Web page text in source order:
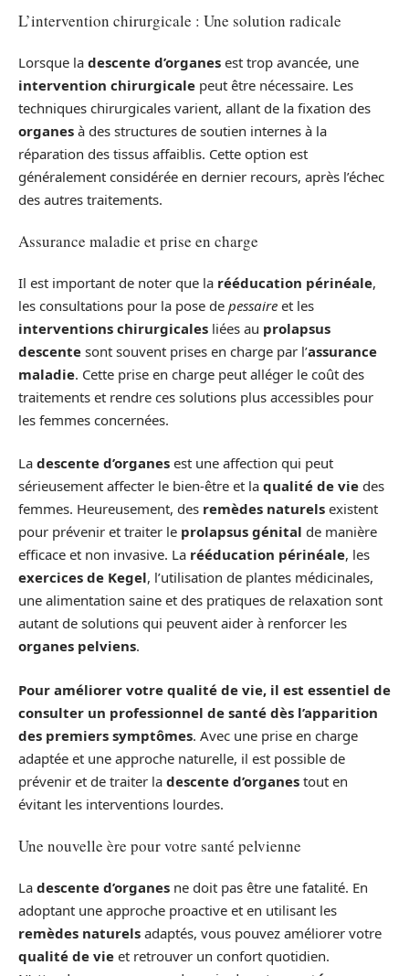
L’intervention chirurgicale : Une solution radicale
Lorsque la descente d’organes est trop avancée, une
intervention chirurgicale peut être nécessaire. Les
techniques chirurgicales varient, allant de la fixation des
organes à des structures de soutien internes à la
réparation des tissus affaiblis. Cette option est
généralement considérée en dernier recours, après l’échec
des autres traitements.
Assurance maladie et prise en charge
Il est important de noter que la rééducation périnéale,
les consultations pour la pose de pessaire et les
interventions chirurgicales liées au prolapsus
descente sont souvent prises en charge par l’assurance
maladie. Cette prise en charge peut alléger le coût des
traitements et rendre ces solutions plus accessibles pour
les femmes concernées.
La descente d’organes est une affection qui peut
sérieusement affecter le bien-être et la qualité de vie des
femmes. Heureusement, des remèdes naturels existent
pour prévenir et traiter le prolapsus génital de manière
efficace et non invasive. La rééducation périnéale, les
exercices de Kegel, l’utilisation de plantes médicinales,
une alimentation saine et des pratiques de relaxation sont
autant de solutions qui peuvent aider à renforcer les
organes pelviens.
Pour améliorer votre qualité de vie, il est essentiel de
consulter un professionnel de santé dès l’apparition
des premiers symptômes. Avec une prise en charge
adaptée et une approche naturelle, il est possible de
prévenir et de traiter la descente d’organes tout en
évitant les interventions lourdes.
Une nouvelle ère pour votre santé pelvienne
La descente d’organes ne doit pas être une fatalité. En
adoptant une approche proactive et en utilisant les
remèdes naturels adaptés, vous pouvez améliorer votre
qualité de vie et retrouver un confort quotidien.